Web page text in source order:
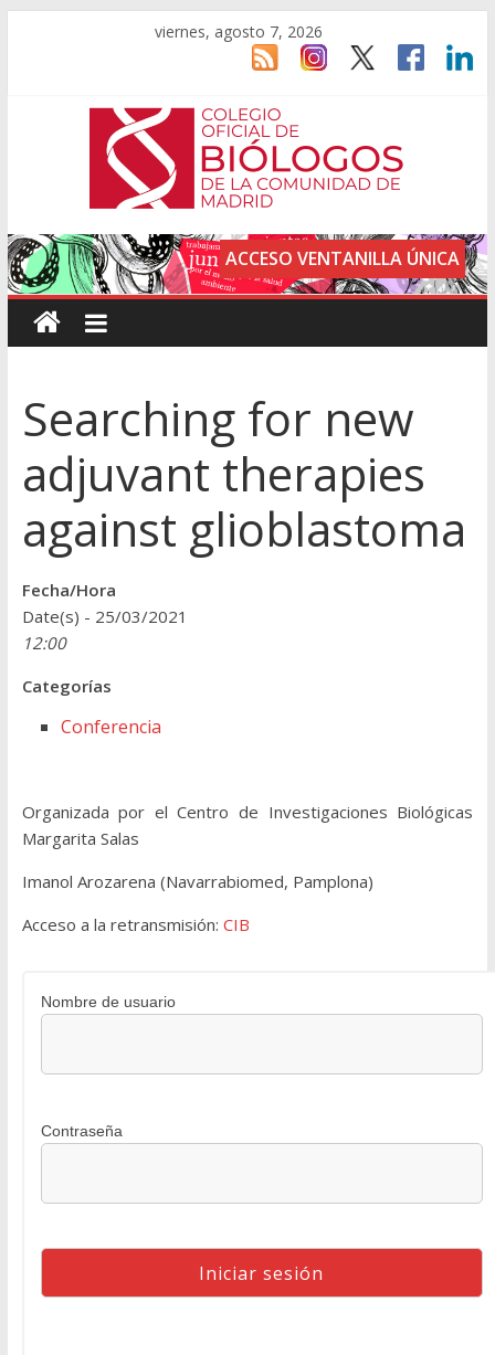
viernes, agosto 7, 2026
ACCESO VENTANILLA ÚNICA
Searching for new
adjuvant therapies
against glioblastoma
Fecha/Hora
Date(s) - 25/03/2021
12:00
Categorías
Conferencia
Organizada por el Centro de Investigaciones Biológicas
Margarita Salas
Imanol Arozarena (Navarrabiomed, Pamplona)
Acceso a la retransmisión: CIB
Nombre de usuario
Contraseña